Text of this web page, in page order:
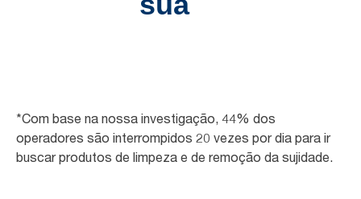
*Com base na nossa investigação, 44% dos
operadores são interrompidos 20 vezes por dia para ir
buscar produtos de limpeza e de remoção da sujidade.